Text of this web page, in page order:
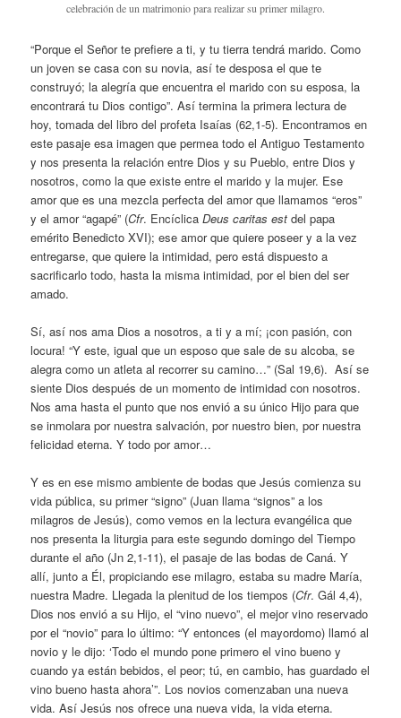
celebración de un matrimonio para realizar su primer milagro.
“Porque el Señor te prefiere a ti, y tu tierra tendrá marido. Como
un joven se casa con su novia, así te desposa el que te
construyó; la alegría que encuentra el marido con su esposa, la
encontrará tu Dios contigo”. Así termina la primera lectura de
hoy, tomada del libro del profeta Isaías (62,1-5). Encontramos en
este pasaje esa imagen que permea todo el Antiguo Testamento
y nos presenta la relación entre Dios y su Pueblo, entre Dios y
nosotros, como la que existe entre el marido y la mujer. Ese
amor que es una mezcla perfecta del amor que llamamos “eros”
y el amor “agapé” (Cfr. EncíclicaDeus caritas est del papa
emérito Benedicto XVI); ese amor que quiere poseer y a la vez
entregarse, que quiere la intimidad, pero está dispuesto a
sacrificarlo todo, hasta la misma intimidad, por el bien del ser
amado.
Sí, así nos ama Dios a nosotros, a ti y a mí; ¡con pasión, con
locura! “Y este, igual que un esposo que sale de su alcoba, se
alegra como un atleta al recorrer su camino…” (Sal 19,6). Así se
siente Dios después de un momento de intimidad con nosotros.
Nos ama hasta el punto que nos envió a su único Hijo para que
se inmolara por nuestra salvación, por nuestro bien, por nuestra
felicidad eterna. Y todo por amor…
Y es en ese mismo ambiente de bodas que Jesús comienza su
vida pública, su primer “signo” (Juan llama “signos” a los
milagros de Jesús), como vemos en la lectura evangélica que
nos presenta la liturgia para este segundo domingo del Tiempo
durante el año (Jn 2,1-11), el pasaje de las bodas de Caná. Y
allí, junto a Él, propiciando ese milagro, estaba su madre María,
nuestra Madre. Llegada la plenitud de los tiempos (Cfr. Gál 4,4),
Dios nos envió a su Hijo, el “vino nuevo”, el mejor vino reservado
por el “novio” para lo último: “Y entonces (el mayordomo) llamó al
novio y le dijo: ‘Todo el mundo pone primero el vino bueno y
cuando ya están bebidos, el peor; tú, en cambio, has guardado el
vino bueno hasta ahora’”. Los novios comenzaban una nueva
vida. Así Jesús nos ofrece una nueva vida, la vida eterna.